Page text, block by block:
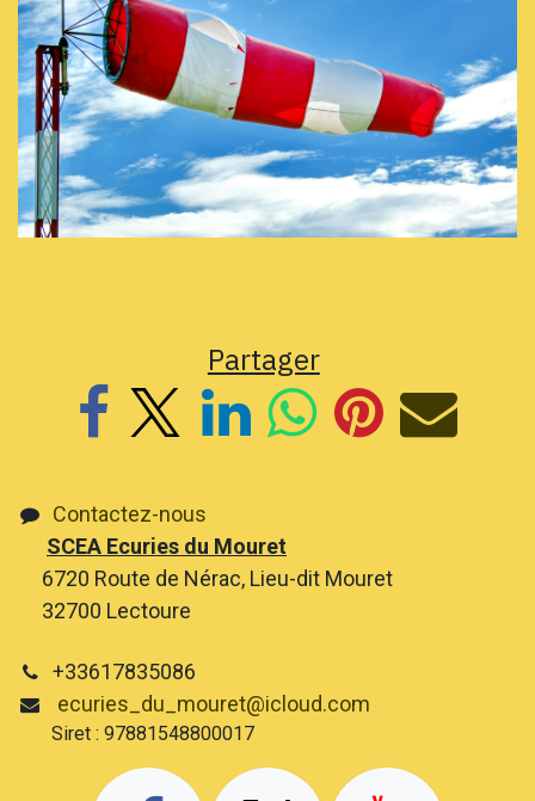
Partager
Contactez-nous
SCEA Ecuries du Mouret
6720 Route de Nérac, Lieu-dit Mouret
32700 Lectoure
+33617835086
ecuries_du_mouret@icloud.com
Siret : 97881548800017